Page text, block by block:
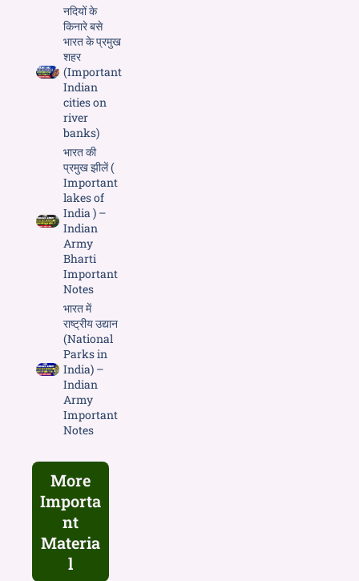
नदियों के
किनारे बसे
भारत के प्रमुख
शहर
(Important
Indian
cities on
river
banks)
भारत की
प्रमुख झीलें (
Important
lakes of
India ) –
Indian
Army
Bharti
Important
Notes
भारत में
राष्ट्रीय उद्यान
(National
Parks in
India) –
Indian
Army
Important
Notes
More
Importa
nt
Materia
l